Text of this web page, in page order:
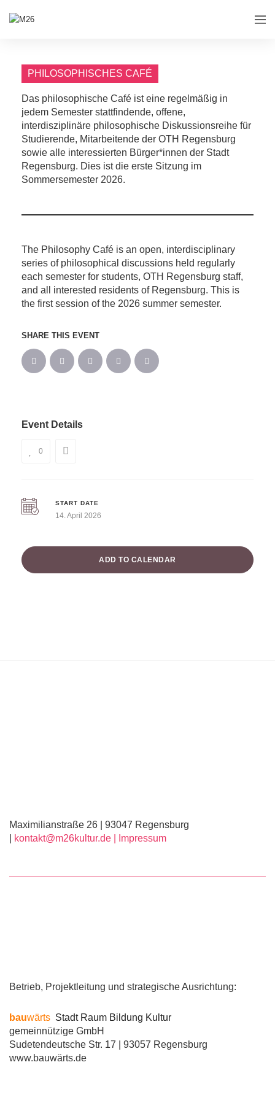
PHILOSOPHISCHES CAFÉ
Das philosophische Café ist eine regelmäßig in
jedem Semester stattfindende, offene,
interdisziplinäre philosophische Diskussionsreihe für
Studierende, Mitarbeitende der OTH Regensburg
sowie alle interessierten Bürger*innen der Stadt
Regensburg. Dies ist die erste Sitzung im
Sommersemester 2026.
The Philosophy Café is an open, interdisciplinary
series of philosophical discussions held regularly
each semester for students, OTH Regensburg staff,
and all interested residents of Regensburg. This is
the first session of the 2026 summer semester.
SHARE THIS EVENT
Event Details
0
START DATE
14. April 2026
ADD TO CALENDAR
Maximilianstraße 26 | 93047 Regensburg
kontakt@m26kultur.de | Impressum
Betrieb, Projektleitung und strategische Ausrichtung:
bauwärts Stadt Raum Bildung Kultur
gemeinnützige GmbH
Sudetendeutsche Str. 17 | 93057 Regensburg
www.bauwärts.de